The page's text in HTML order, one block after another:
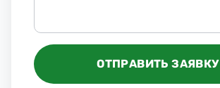
ОТПРАВИТЬ ЗАЯВКУ